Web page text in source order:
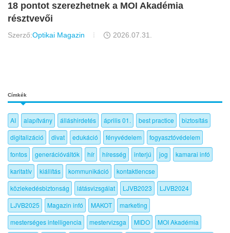
18 pontot szerezhetnek a MOI Akadémia
résztvevői
Szerző:Optikai Magazin 2026.07.31.
Címkék
AI alapítvány álláshirdetés április 01. best practice
biztosítás
digitalizáció
divat edukáció fényvédelem
fogyasztóvédelem
fontos
generációváltók hír híresség interjú jog
kamarai infó
karitatív
kiállítás kommunikáció
kontaktlencse
közlekedésbiztonság
látásvizsgálat LJVB2023
LJVB2024
LJVB2025
Magazin infó MAKOT
marketing
mesterséges intelligencia
mestervizsga MIDO
MOI Akadémia